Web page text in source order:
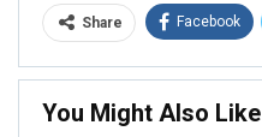
Share Facebook
You Might Also Like